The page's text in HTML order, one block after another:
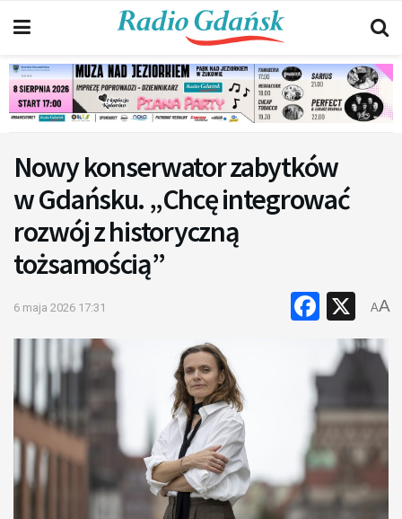
Nowy konserwator zabytków
w Gdańsku. „Chcę integrować
rozwój z historyczną
tożsamością”
6 maja 2026 17:31 X
AA